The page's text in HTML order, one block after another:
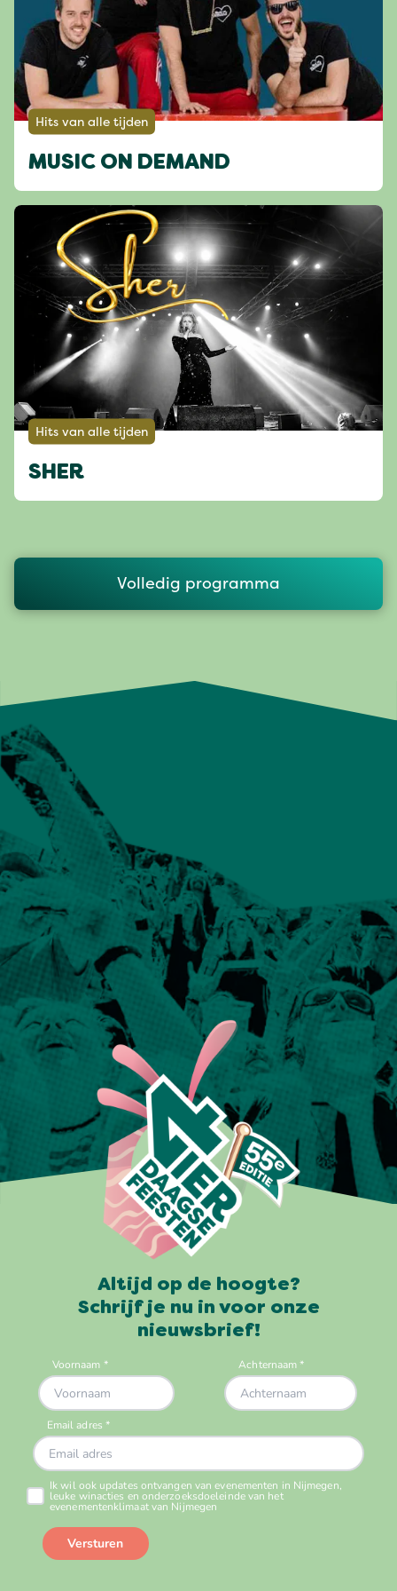
Hits van alle tijden
MUSIC ON DEMAND
Hits van alle tijden
SHER
Volledig programma
Altijd op de hoogte?
Schrijf je nu in voor onze
nieuwsbrief!